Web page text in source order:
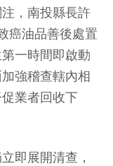
，南投縣長許
癌油品善後處置
一時間即啟動
強稽查轄內相
業者回收下
即展開清查，